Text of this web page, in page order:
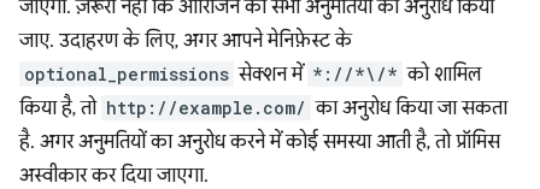
जाएगा. ज़रूरी नहीं कि ओरिजिन की सभी अनुमतियों का अनुरोध किया
जाए. उदाहरण के लिए, अगर आपने मेनिफ़ेस्ट के
optional_permissions सेक्शन में *://*\/* को शामिल
किया है, तो http://example.com/ का अनुरोध किया जा सकता
है. अगर अनुमतियों का अनुरोध करने में कोई समस्या आती है, तो प्रॉमिस
अस्वीकार कर दिया जाएगा.